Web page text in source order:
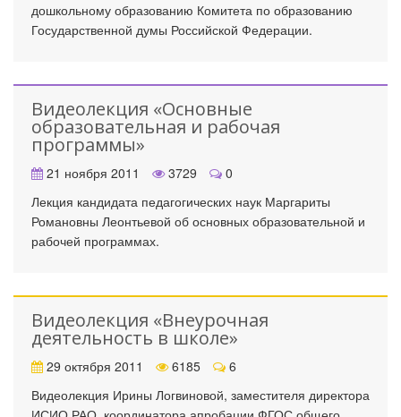
дошкольному образованию Комитета по образованию
Государственной думы Российской Федерации.
Видеолекция «Основные
образовательная и рабочая
программы»
21 ноября 2011 3729
0
Лекция кандидата педагогических наук Маргариты
Романовны Леонтьевой об основных образовательной и
рабочей программах.
Видеолекция «Внеурочная
деятельность в школе»
29 октября 2011 6185
6
Видеолекция Ирины Логвиновой, заместителя директора